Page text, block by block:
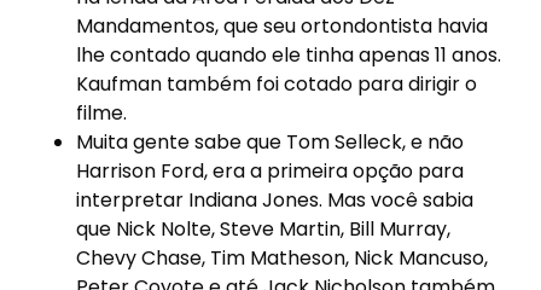
Mandamentos, que seu ortondontista havia
lhe contado quando ele tinha apenas 11 anos.
Kaufman também foi cotado para dirigir o
filme.
Muita gente sabe que Tom Selleck, e não
Harrison Ford, era a primeira opção para
interpretar Indiana Jones. Mas você sabia
que Nick Nolte, Steve Martin, Bill Murray,
Chevy Chase, Tim Matheson, Nick Mancuso,